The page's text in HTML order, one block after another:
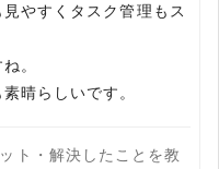
やすくタスク管理もス
。
晴らしいです。
ト・解決したことを教